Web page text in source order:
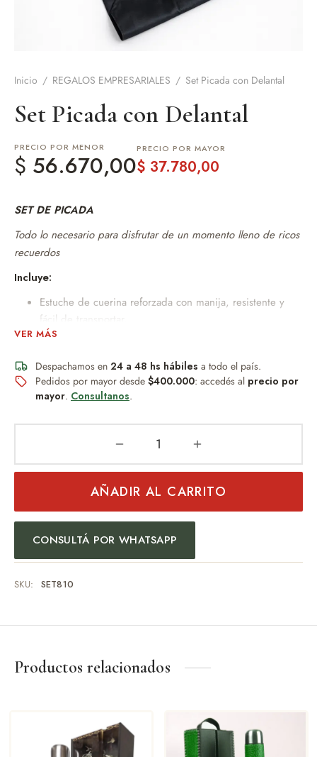
Inicio / REGALOS EMPRESARIALES / Set Picada con Delantal
Set Picada con Delantal
PRECIO POR MENOR
$ 56.670,00
PRECIO POR MAYOR
$ 37.780,00
SET DE PICADA
Todo lo necesario para disfrutar de un momento lleno de ricos
recuerdos
Incluye:
Estuche de cuerina reforzada con manija, resistente y
fácil de transportar.
Plato madera de pino. Medida 43cm x 20cm.
Dos cuenco de madera para las salsas.
Cuatro copetines con punta de acero.
Delantal 70cm x 60cm.
Peso:450gr
opcional.
Un detalle permanente, resistente al desgaste y al paso del
tiempo.
Eventos corporativos.
VER MÁS
Despachamos en 24 a 48 hs hábiles a todo el país.
Pedidos por mayor desde $400.000: accedés al precio por
mayor. Consultanos.
AÑADIR AL CARRITO
CONSULTÁ POR WHATSAPP
SKU: SET810
Productos relacionados
y accesorios